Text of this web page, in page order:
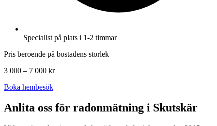
Specialist på plats i 1-2 timmar
Pris beroende på bostadens storlek
3 000 – 7 000 kr
Boka hembesök
Anlita oss för radonmätning i Skutskär